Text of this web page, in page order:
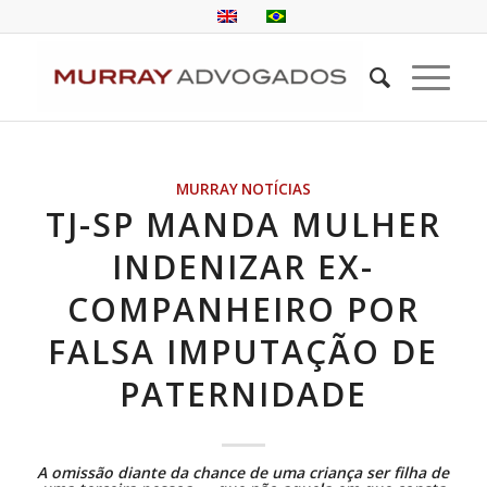
MURRAY NOTÍCIAS
TJ-SP MANDA MULHER
INDENIZAR EX-
COMPANHEIRO POR
FALSA IMPUTAÇÃO DE
PATERNIDADE
A omissão diante da chance de uma criança ser filha de